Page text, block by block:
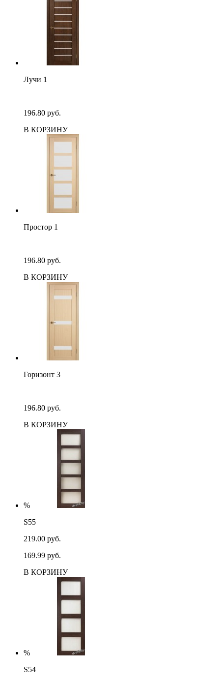
Лучи 1
196.80 руб.
В КОРЗИНУ
Простор 1
196.80 руб.
В КОРЗИНУ
Горизонт 3
196.80 руб.
В КОРЗИНУ
%
S55
219.00 руб.
169.99 руб.
В КОРЗИНУ
%
S54